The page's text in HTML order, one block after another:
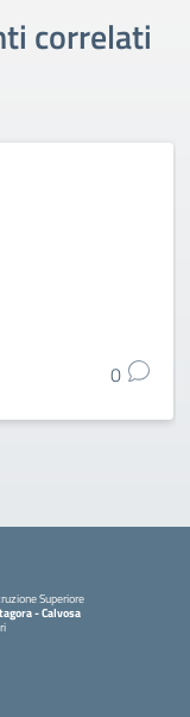
correlati
0
Superiore
- Calvosa